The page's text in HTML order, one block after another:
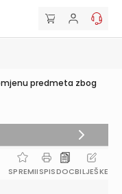
predmeta zbog
SPREMIISPISDOCBILJEŠKE